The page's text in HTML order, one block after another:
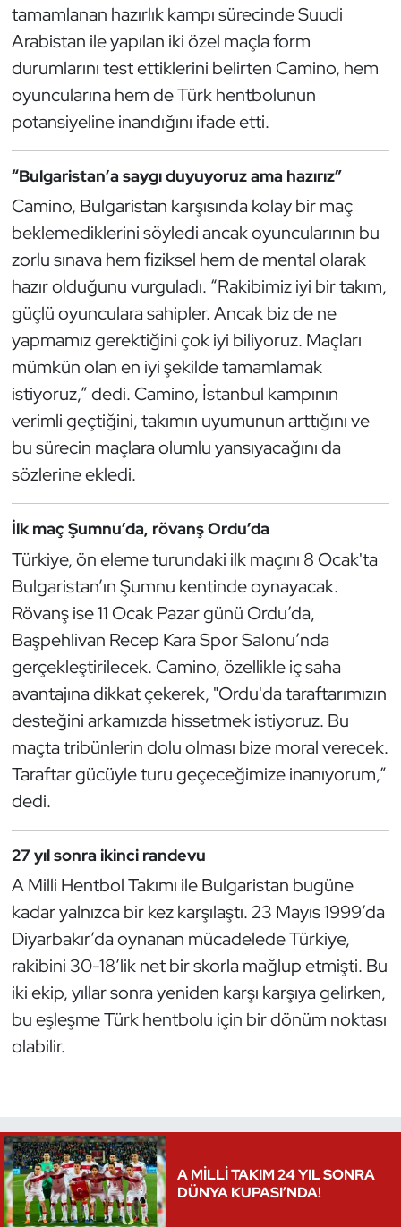
tamamlanan hazırlık kampı sürecinde Suudi
Arabistan ile yapılan iki özel maçla form
durumlarını test ettiklerini belirten Camino, hem
oyuncularına hem de Türk hentbolunun
potansiyeline inandığını ifade etti.
“Bulgaristan’a saygı duyuyoruz ama hazırız”
Camino, Bulgaristan karşısında kolay bir maç
beklemediklerini söyledi ancak oyuncularının bu
zorlu sınava hem fiziksel hem de mental olarak
hazır olduğunu vurguladı. “Rakibimiz iyi bir takım,
güçlü oyunculara sahipler. Ancak biz de ne
yapmamız gerektiğini çok iyi biliyoruz. Maçları
mümkün olan en iyi şekilde tamamlamak
istiyoruz,” dedi. Camino, İstanbul kampının
verimli geçtiğini, takımın uyumunun arttığını ve
bu sürecin maçlara olumlu yansıyacağını da
sözlerine ekledi.
İlk maç Şumnu’da, rövanş Ordu’da
Türkiye, ön eleme turundaki ilk maçını 8 Ocak'ta
Bulgaristan’ın Şumnu kentinde oynayacak.
Rövanş ise 11 Ocak Pazar günü Ordu’da,
Başpehlivan Recep Kara Spor Salonu’nda
gerçekleştirilecek. Camino, özellikle iç saha
avantajına dikkat çekerek, "Ordu'da taraftarımızın
desteğini arkamızda hissetmek istiyoruz. Bu
maçta tribünlerin dolu olması bize moral verecek.
Taraftar gücüyle turu geçeceğimize inanıyorum,”
dedi.
27 yıl sonra ikinci randevu
A Milli Hentbol Takımı ile Bulgaristan bugüne
kadar yalnızca bir kez karşılaştı. 23 Mayıs 1999’da
Diyarbakır’da oynanan mücadelede Türkiye,
rakibini 30-18’lik net bir skorla mağlup etmişti. Bu
iki ekip, yıllar sonra yeniden karşı karşıya gelirken,
bu eşleşme Türk hentbolu için bir dönüm noktası
olabilir.
A MİLLİ TAKIM 24 YIL SONRA
DÜNYA KUPASI’NDA!
Güreş
Halter
Hava Sporları
Hentbol
İşitme Engelli Sporcular
Judo ve Kuraş
Kano ve Rafting
Karate
Kayak
Kempo
Kick Boks
Kürek
Masa Tenisi
Modern Pentatlon
Motor Sporları
Muay Thai
Okçuluk
Optimist
Oryantiring
Özel Sporcular
Paralimpik
Ragbi
Satranç
Tekvando
Tenis